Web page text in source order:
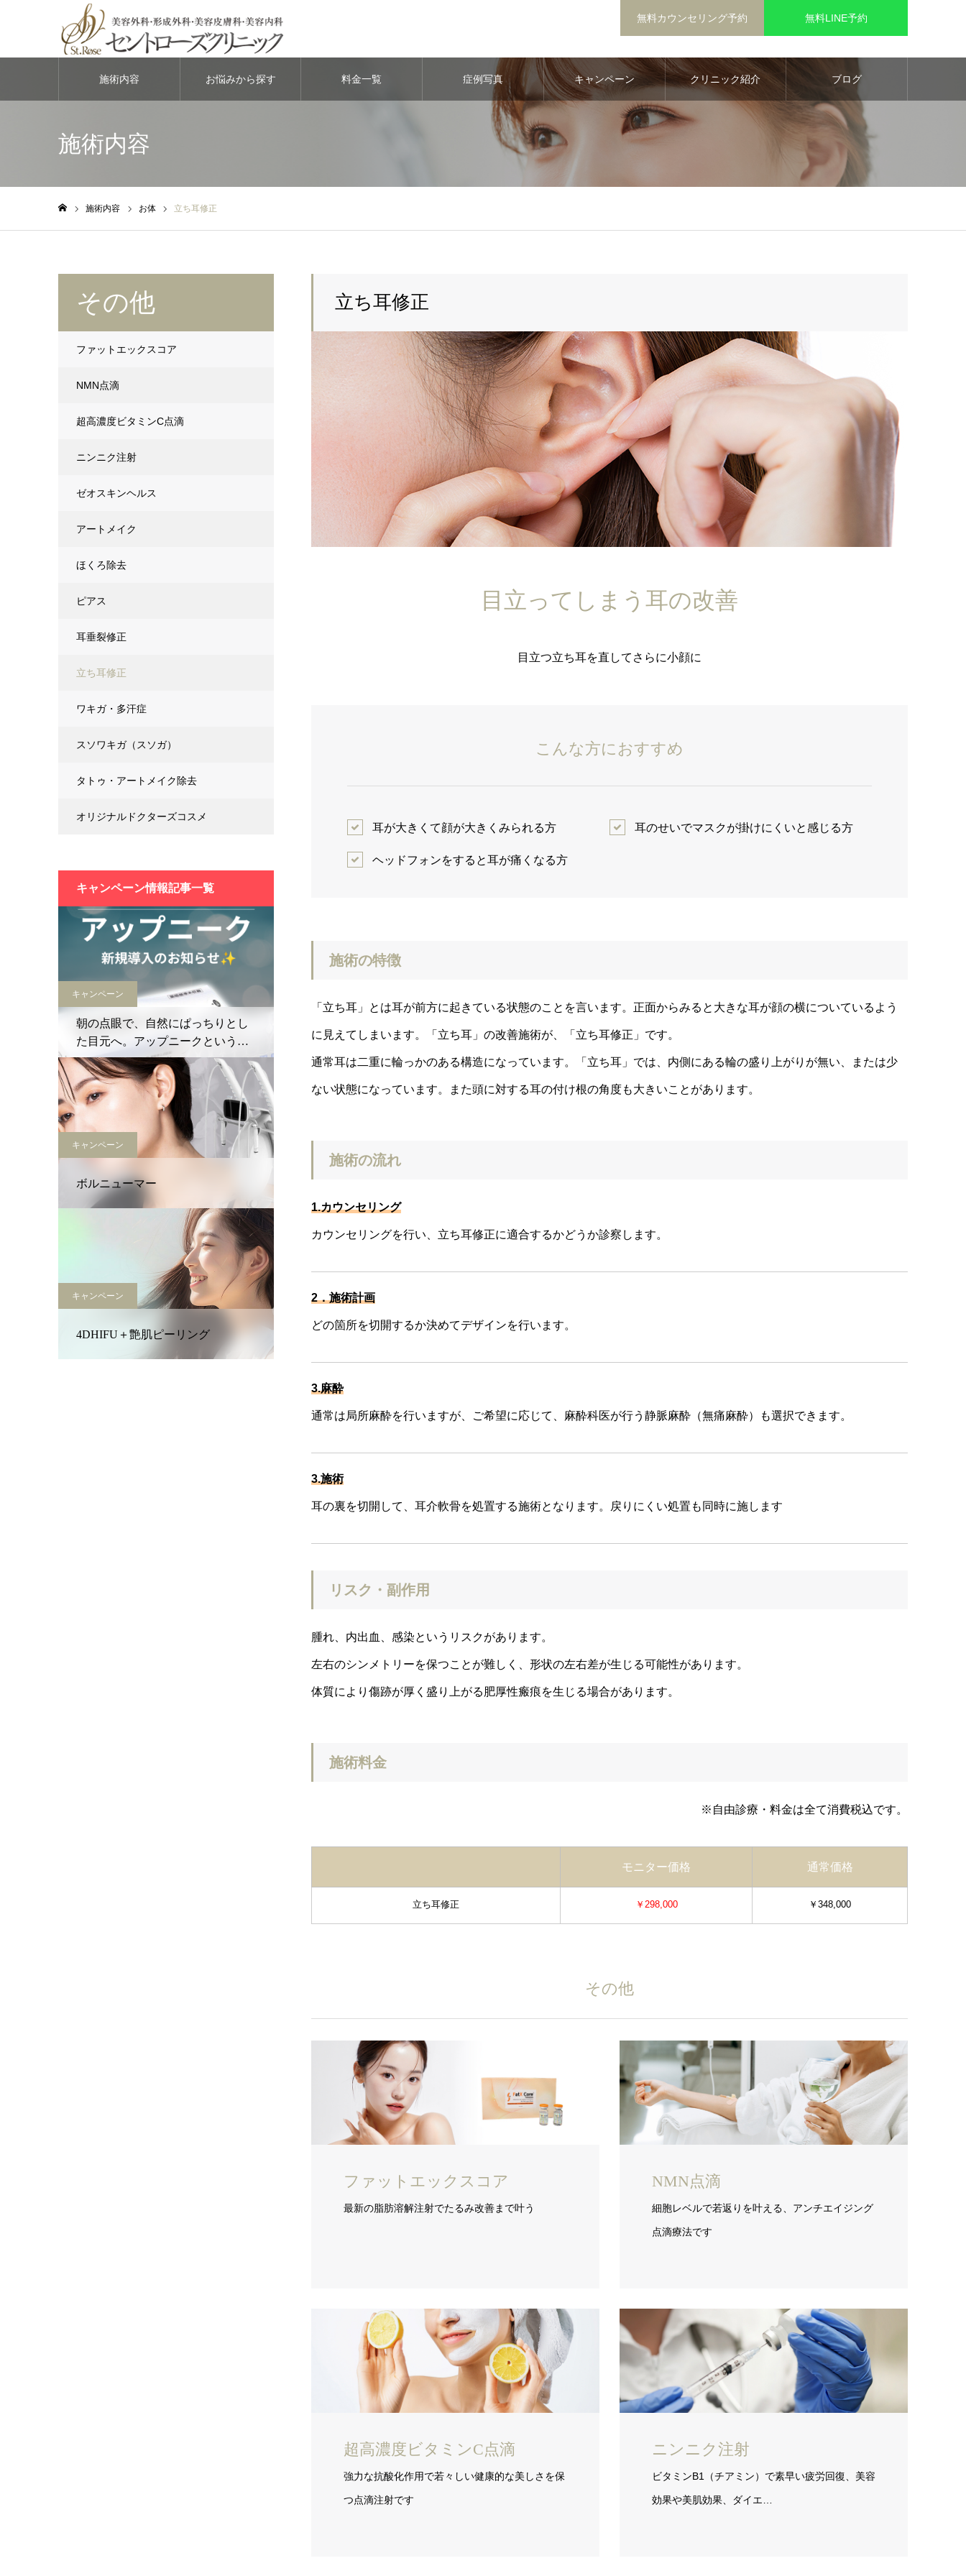
無料カウンセリング予約 無料LINE予約
施術内容 お悩みから探す 料金一覧 症例写真 キャンペーン クリニック紹介 ブログ
施術内容
施術内容 お体 立ち耳修正
立ち耳修正
目立ってしまう耳の改善
目立つ立ち耳を直してさらに小顔に
こんな方におすすめ
耳が大きくて顔が大きくみられる方 耳のせいでマスクが掛けにくいと感じる方
ヘッドフォンをすると耳が痛くなる方
施術の特徴
「立ち耳」とは耳が前方に起きている状態のことを言います。正面からみると大きな耳が顔の横についているよう
に見えてしまいます。「立ち耳」の改善施術が、「立ち耳修正」です。
通常耳は二重に輪っかのある構造になっています。「立ち耳」では、内側にある輪の盛り上がりが無い、または少
ない状態になっています。また頭に対する耳の付け根の角度も大きいことがあります。
施術の流れ
1.カウンセリング
カウンセリングを行い、立ち耳修正に適合するかどうか診察します。
2．施術計画
どの箇所を切開するか決めてデザインを行います。
3.麻酔
通常は局所麻酔を行いますが、ご希望に応じて、麻酔科医が行う静脈麻酔（無痛麻酔）も選択できます。
3.施術
耳の裏を切開して、耳介軟骨を処置する施術となります。戻りにくい処置も同時に施します
リスク・副作用
腫れ、内出血、感染というリスクがあります。
左右のシンメトリーを保つことが難しく、形状の左右差が生じる可能性があります。
体質により傷跡が厚く盛り上がる肥厚性瘢痕を生じる場合があります。
施術料金
※自由診療・料金は全て消費税込です。
モニター価格 通常価格
立ち耳修正 ￥298,000 ￥348,000
その他
ファットエックスコア
最新の脂肪溶解注射でたるみ改善まで叶う
NMN点滴
細胞レベルで若返りを叶える、アンチエイジング
点滴療法です
超高濃度ビタミンC点滴
強力な抗酸化作用で若々しい健康的な美しさを保
つ点滴注射です
ニンニク注射
ビタミンB1（チアミン）で素早い疲労回復、美容
効果や美肌効果、ダイエ…
その他
ファットエックスコア
NMN点滴
超高濃度ビタミンC点滴
ニンニク注射
ゼオスキンヘルス
アートメイク
ほくろ除去
ピアス
耳垂裂修正
立ち耳修正
ワキガ・多汗症
スソワキガ（スソガ）
タトゥ・アートメイク除去
オリジナルドクターズコスメ
キャンペーン情報記事一覧
キャンペーン
朝の点眼で、自然にぱっちりとし
た目元へ。アップニークという新
しい選択肢
キャンペーン
ボルニューマー
キャンペーン
4DHIFU＋艶肌ピーリング